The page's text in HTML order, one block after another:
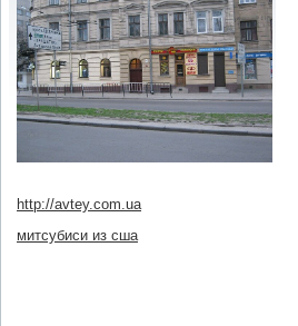
http://avtey.com.ua
митсубиси из сша